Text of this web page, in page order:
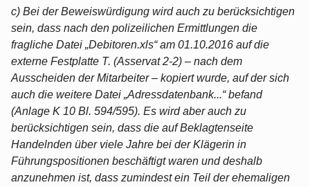
c) Bei der Beweiswürdigung wird auch zu berücksichtigen
sein, dass nach den polizeilichen Ermittlungen die
fragliche Datei „Debitoren.xls“ am 01.10.2016 auf die
externe Festplatte T. (Asservat 2-2) – nach dem
Ausscheiden der Mitarbeiter – kopiert wurde, auf der sich
auch die weitere Datei „Adressdatenbank...“ befand
(Anlage K 10 Bl. 594/595). Es wird aber auch zu
berücksichtigen sein, dass die auf Beklagtenseite
Handelnden über viele Jahre bei der Klägerin in
Führungspositionen beschäftigt waren und deshalb
anzunehmen ist, dass zumindest ein Teil der ehemaligen